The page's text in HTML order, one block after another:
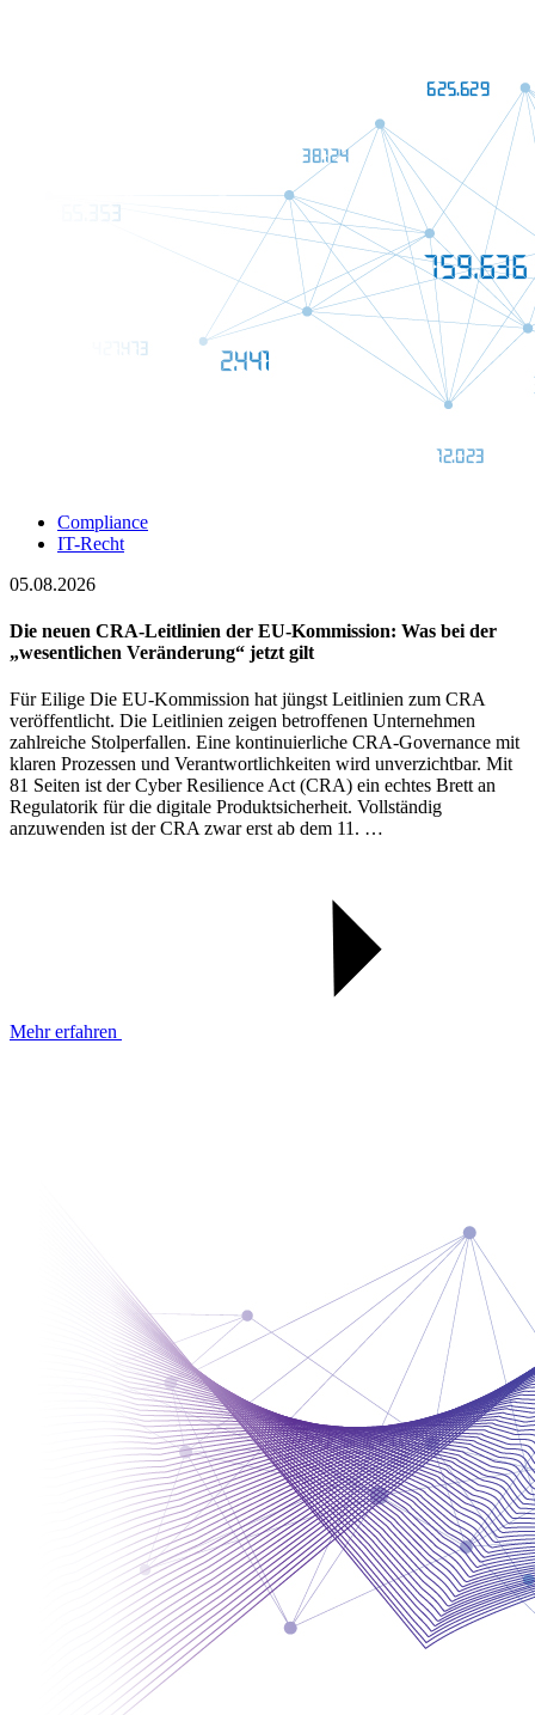
Compliance
IT-Recht
05.08.2026
Die neuen CRA-Leitlinien der EU-Kommission: Was bei der
„wesentlichen Veränderung“ jetzt gilt
Für Eilige Die EU-Kommission hat jüngst Leitlinien zum CRA
veröffentlicht. Die Leitlinien zeigen betroffenen Unternehmen
zahlreiche Stolperfallen. Eine kontinuierliche CRA-Governance mit
klaren Prozessen und Verantwortlichkeiten wird unverzichtbar. Mit
81 Seiten ist der Cyber Resilience Act (CRA) ein echtes Brett an
Regulatorik für die digitale Produktsicherheit. Vollständig
anzuwenden ist der CRA zwar erst ab dem 11. …
Mehr erfahren